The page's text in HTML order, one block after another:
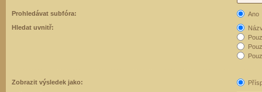
Prohledávat subfóra:
Ano
Hledat uvnitř:
Zobrazit výsledek jako: